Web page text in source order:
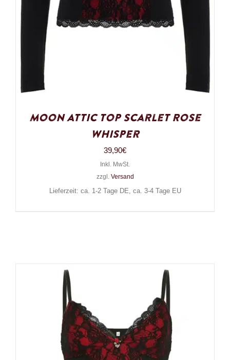
Moon Attic Top Scarlet Rose
Whisper
39,90€
Inkl. MwSt.
zzgl. Versand
Lieferzeit: ca. 1-2 Tage DE, ca. 3-4 Tage EU